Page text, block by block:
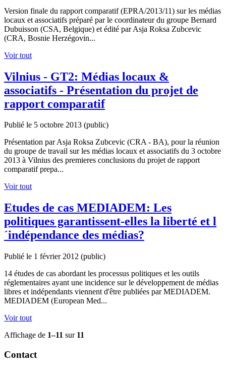
Version finale du rapport comparatif (EPRA/2013/11) sur les médias
locaux et associatifs préparé par le coordinateur du groupe Bernard
Dubuisson (CSA, Belgique) et édité par Asja Roksa Zubcevic
(CRA, Bosnie Herzégovin...
Voir tout
Vilnius - GT2: Médias locaux &
associatifs - Présentation du projet de
rapport comparatif
Publié le 5 octobre 2013 (public)
Présentation par Asja Roksa Zubcevic (CRA - BA), pour la réunion
du groupe de travail sur les médias locaux et associatifs du 3 octobre
2013 à Vilnius des premieres conclusions du projet de rapport
comparatif prepa...
Voir tout
Etudes de cas MEDIADEM: Les
politiques garantissent-elles la liberté et l
´indépendance des médias?
Publié le 1 février 2012 (public)
14 études de cas abordant les processus politiques et les outils
réglementaires ayant une incidence sur le développement de médias
libres et indépendants viennent d'être publiées par MEDIADEM.
MEDIADEM (European Med...
Voir tout
Affichage de 1–11 sur 11
Contact